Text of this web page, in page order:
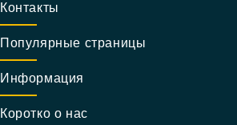
Контакты
Популярные страницы
Информация
Коротко о нас